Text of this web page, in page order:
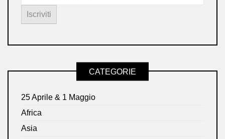
CATEGORIE
25 Aprile & 1 Maggio
Africa
Asia